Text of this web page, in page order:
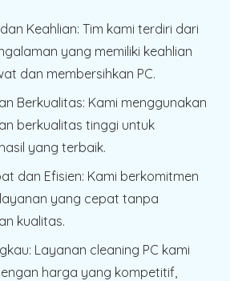
Keahlian: Tim kami terdiri dari
yang memiliki keahlian
dan membersihkan PC.
Berkualitas: Kami menggunakan
berkualitas tinggi untuk
yang terbaik.
dan Efisien: Kami berkomitmen
yang cepat tanpa
kualitas.
: Layanan cleaning PC kami
harga yang kompetitif,